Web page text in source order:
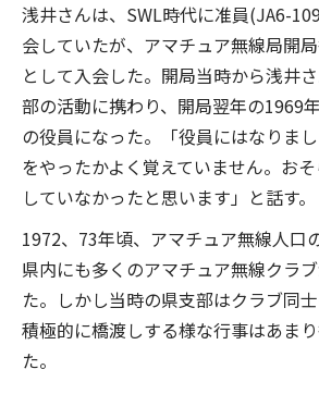
浅井さんは、SWL時代に准員(JA6-
会していたが、アマチュア無線局開
として入会した。開局当時から浅井
部の活動に携わり、開局翌年の1969
の役員になった。「役員にはなりま
をやったかよく覚えていません。お
していなかったと思います」と話す。
1972、73年頃、アマチュア無線人口
県内にも多くのアマチュア無線クラ
た。しかし当時の県支部はクラブ同
積極的に橋渡しする様な行事はあま
た。